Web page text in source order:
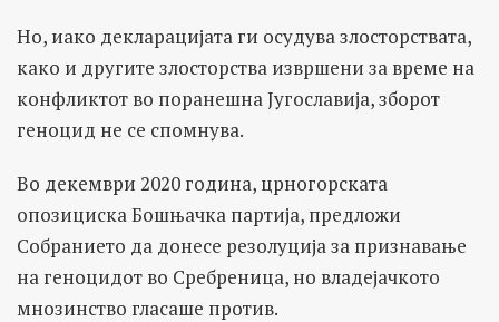
Но, иако декларацијата ги осудува злосторствата,
како и другите злосторства извршени за време на
конфликтот во поранешна Југославија, зборот
геноцид не се спомнува.
Во декември 2020 година, црногорската
опозициска Бошњачка партија, предложи
Собранието да донесе резолуција за признавање
на геноцидот во Сребреница, но владејачкото
мнозинство гласаше против.